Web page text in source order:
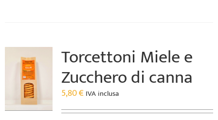
Torcettoni Miele e
Zucchero di canna
5,80€ IVA inclusa